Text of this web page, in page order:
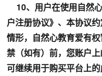
10、用户在使用自然
户注册协议》、本协议
情形，自然心教育爱有
禁（如有）前，您账户
可继续用于购买平台上